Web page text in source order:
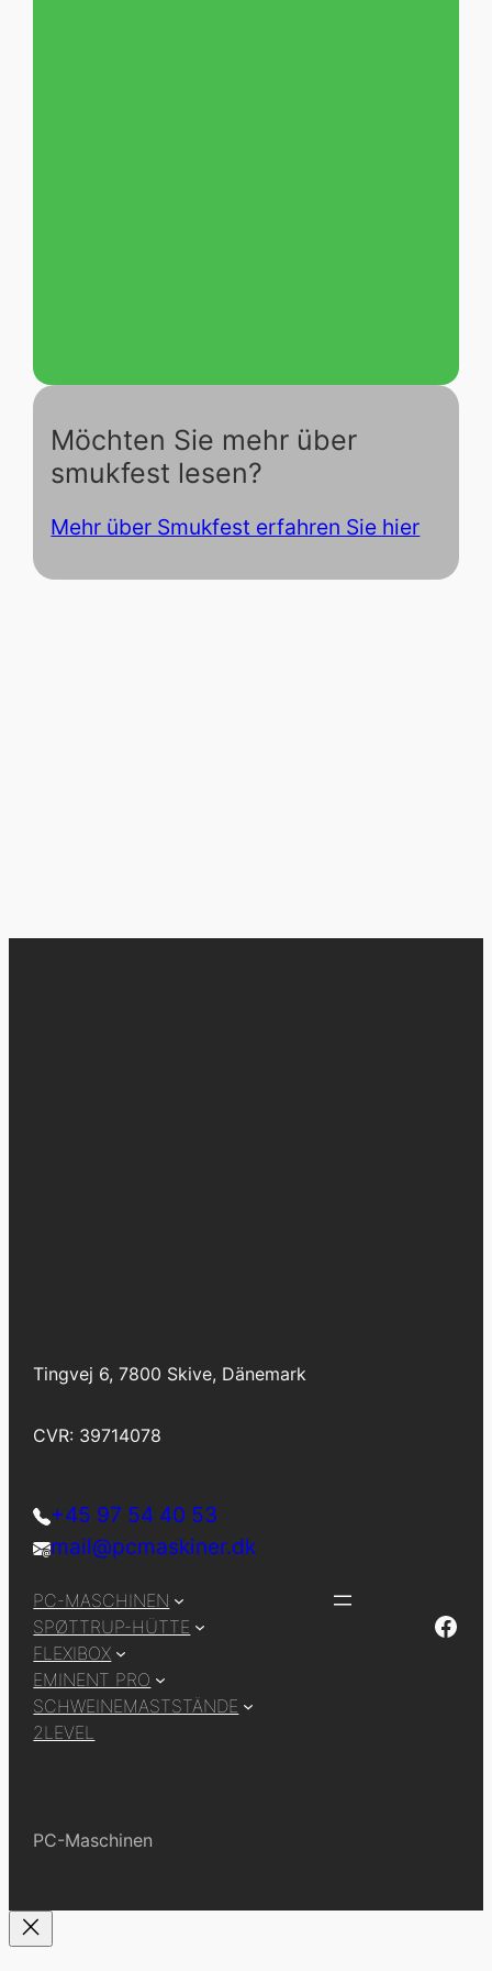
Möchten Sie mehr über
smukfest lesen?
Mehr über Smukfest erfahren Sie hier
Tingvej 6, 7800 Skive, Dänemark
CVR: 39714078
+45 97 54 40 53
mail@pcmaskiner.dk
PC-MASCHINEN
SPØTTRUP-HÜTTE
FLEXIBOX
EMINENT PRO
SCHWEINEMASTSTÄNDE
2LEVEL
Facebook
PC-Maschinen